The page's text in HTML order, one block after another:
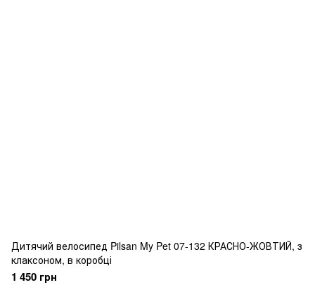
Дитячий велосипед Pilsan My Pet 07-132 КРАСНО-ЖОВТИЙ, з
клаксоном, в коробці
1 450 грн